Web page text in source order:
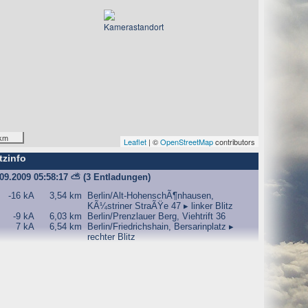
Leaflet | ©OpenStreetMapcontributors
05:58:17 ⛅ (3 Entladungen)
-16 kA 3,54 km
Berlin/Alt-HohenschÃ¶nhausen,
KÃ¼striner StraÃŸe 47 ▸ linker Blitz
-9 kA 6,03 km
Berlin/Prenzlauer Berg, Viehtrift 36
7 kA 6,54 km
Berlin/Friedrichshain, Bersarinplatz ▸
rechter Blitz